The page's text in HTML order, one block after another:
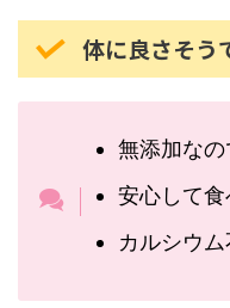
体に良さそう
無添加なの
安心して食
カルシウ